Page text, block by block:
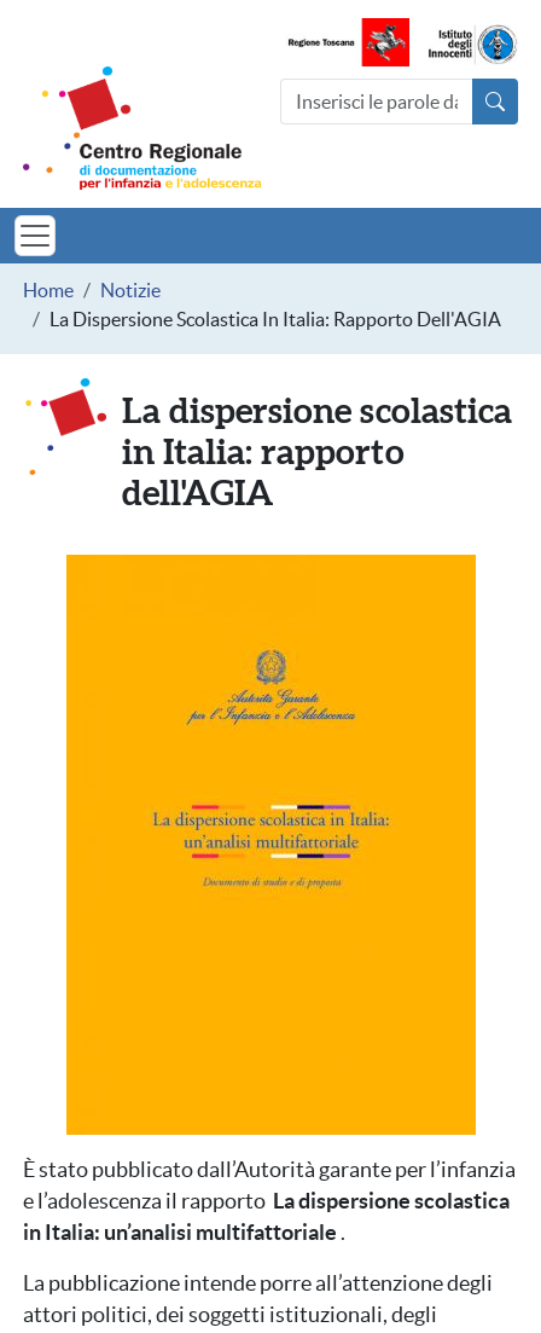
Centro Regionale di
Cerca nel sito
Briciole di pane
Home
Notizie
La Dispersione Scolastica In Italia: Rapporto Dell'AGIA
La dispersione scolastica
in Italia: rapporto
dell'AGIA
È stato pubblicato dall’Autorità garante per l’infanzia
e l’adolescenza il rapporto La dispersione scolastica
in Italia: un’analisi multifattoriale .
La pubblicazione intende porre all’attenzione degli
attori politici, dei soggetti istituzionali, degli